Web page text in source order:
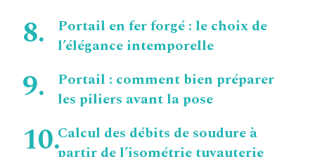
Portail en fer forgé : le choix de
l’élégance intemporelle
Portail : comment bien préparer
les piliers avant la pose
Calcul des débits de soudure à
partir de l’isométrie tuyauterie